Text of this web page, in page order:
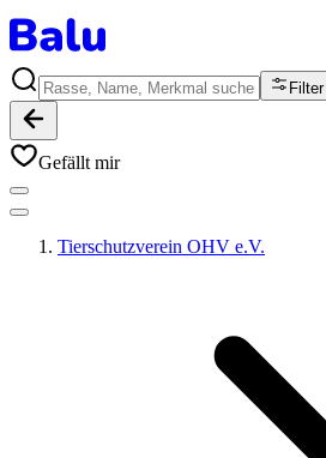
Filter
Gefällt mir
Tierschutzverein OHV e.V.